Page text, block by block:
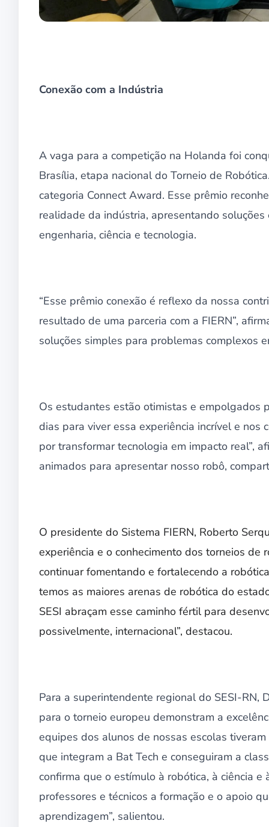
Conexão com a Indústria
A vaga para a competição na Holanda foi
Brasília, etapa nacional do Torneio de
categoria Connect Award. Esse prêmio
realidade da indústria, apresentando
engenharia, ciência e tecnologia.
“Esse prêmio conexão é reflexo da nossa
resultado de uma parceria com a FIERN”,
soluções simples para problemas complexos
Os estudantes estão otimistas e empolgados
dias para viver essa experiência incrível e nos
por transformar tecnologia em impacto real”,
animados para apresentar nosso robô,
O presidente do Sistema FIERN, Roberto
experiência e o conhecimento dos torneios de
continuar fomentando e fortalecendo a
temos as maiores arenas de robótica do
SESI abraçam esse caminho fértil para
possivelmente, internacional”, destacou.
Para a superintendente regional do SESI-RN,
para o torneio europeu demonstram a
equipes dos alunos de nossas escolas
que integram a Bat Tech e conseguiram a
confirma que o estímulo à robótica, à ciência
professores e técnicos a formação e o apoio
aprendizagem”, salientou.